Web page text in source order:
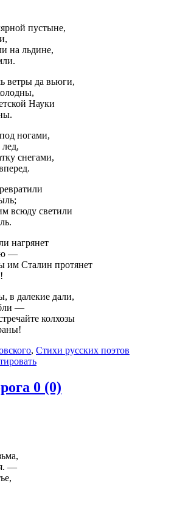
пустыне,
на льдине,
ветры да вьюги,
Науки
ногами,
снегами,
всюду светили
нагрянет
—
им Сталин протянет
в далекие дали,
—
колхозы
, Стихи русских поэтов
0 (0)
я. —